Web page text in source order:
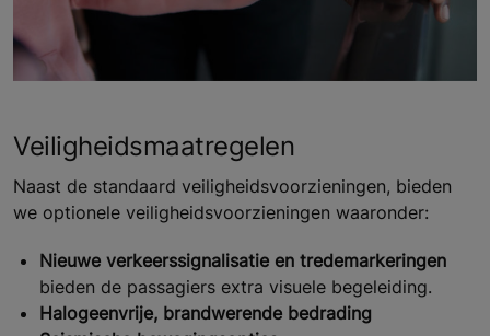
Veiligheidsmaatregelen
Naast de standaard veiligheidsvoorzieningen, bieden
we optionele veiligheidsvoorzieningen waaronder:
Nieuwe verkeerssignalisatie en tredemarkeringen
bieden de passagiers extra visuele begeleiding.
Halogeenvrije, brandwerende bedrading